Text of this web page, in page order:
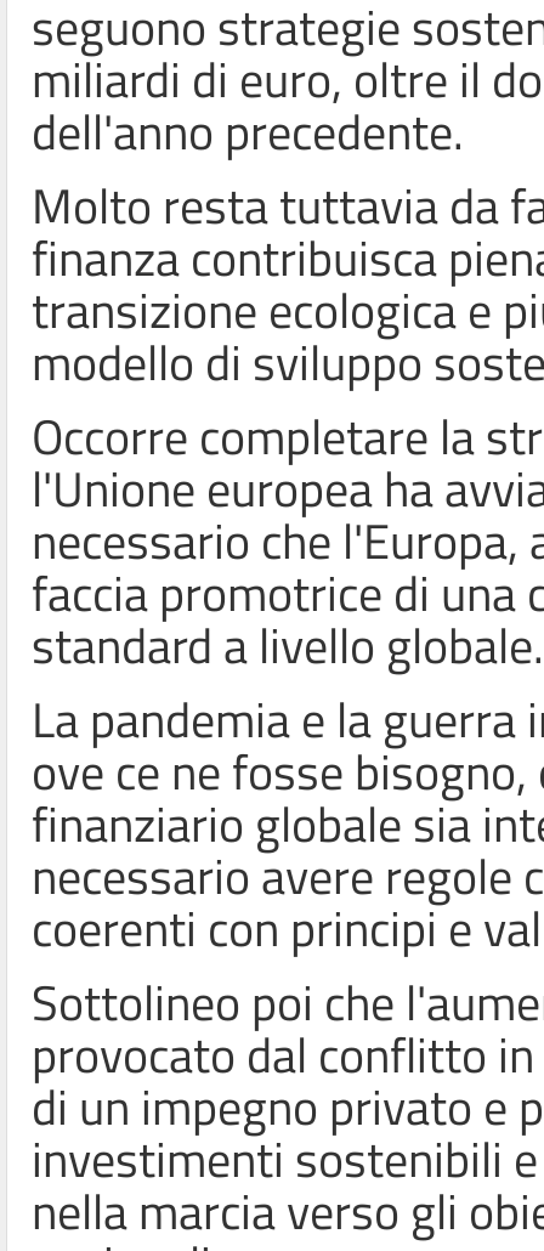
seguono strategie
miliardi di euro, oltre il
dell'anno precedente.
Molto resta tuttavia da
finanza contribuisca
transizione ecologica e
modello di sviluppo
Occorre completare la
l'Unione europea ha
necessario che l'Europa,
faccia promotrice di una
standard a livello globale.
La pandemia e la
ove ce ne fosse
finanziario globale sia
necessario avere
coerenti con principi e
Sottolineo poi che
provocato dal conflitto
di un impegno privato e
investimenti sostenibili
nella marcia verso gli